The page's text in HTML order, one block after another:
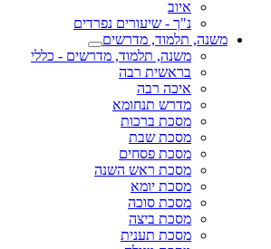
איוב
נ"ך - שיעורים נפרדים
משנה, תלמוד, מדרשים
משנה, תלמוד, מדרשים - כללי
בראשית רבה
איכה רבה
מדרש תנחומא
מסכת ברכות
מסכת שבת
מסכת פסחים
מסכת ראש השנה
מסכת יומא
מסכת סוכה
מסכת ביצה
מסכת תענית